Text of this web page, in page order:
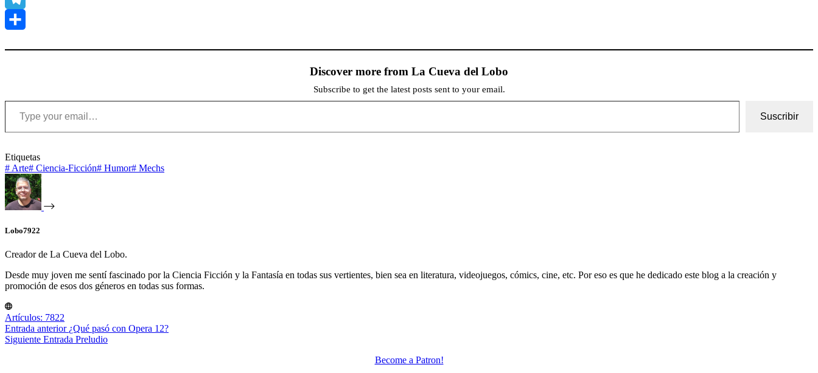
Telegram
Discover more from La Cueva del Lobo
Subscribe to get the latest posts sent to your email.
Type your email…
Suscribir
Etiquetas
# Arte# Ciencia-Ficción# Humor# Mechs
Lobo7922
Creador de La Cueva del Lobo.
Desde muy joven me sentí fascinado por la Ciencia Ficción y la Fantasía en todas sus vertientes, bien sea en literatura, videojuegos, cómics, cine, etc. Por eso es que he dedicado este blog a la creación y
promoción de esos dos géneros en todas sus formas.
Artículos: 7822
Entrada anterior ¿Qué pasó con Opera 12?
Siguiente Entrada Preludio
Become a Patron!